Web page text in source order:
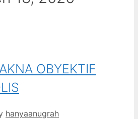
OBYEKTIF
hanyaanugrah